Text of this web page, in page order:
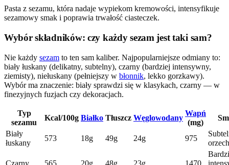
Pasta z sezamu, która nadaje wypiekom kremowości, intensyfikuje
sezamowy smak i poprawia trwałość ciasteczek.
Wybór składników: czy każdy sezam jest taki sam?
Nie każdy sezam to ten sam kaliber. Najpopularniejsze odmiany to:
biały łuskany (delikatny, subtelny), czarny (bardziej intensywny,
ziemisty), niełuskany (pełniejszy w błonnik, lekko gorzkawy).
Wybór ma znaczenie: biały sprawdzi się w klasykach, czarny — w
finezyjnych fuzjach czy dekoracjach.
Typ
sezamu
Kcal/100g Białko Tłuszcz Węglowodany
Wapń
(mg)
Biały
łuskany
573 18g 49g 24g 975
Czarny 565 20g 48g 23g 1470